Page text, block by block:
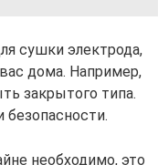
сушки электрода,
дома. Например,
закрытого типа.
необходимо, это